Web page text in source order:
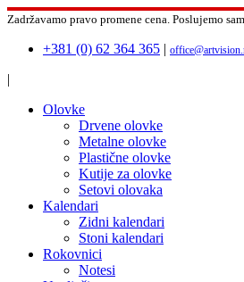
Zadržavamo pravo promene cena. Poslujemo
+381 (0) 62 364 365 |
|
Olovke
Drvene olovke
Metalne olovke
Plastične olovke
Kutije za olovke
Setovi olovaka
Kalendari
Zidni kalendari
Stoni kalendari
Rokovnici
Notesi